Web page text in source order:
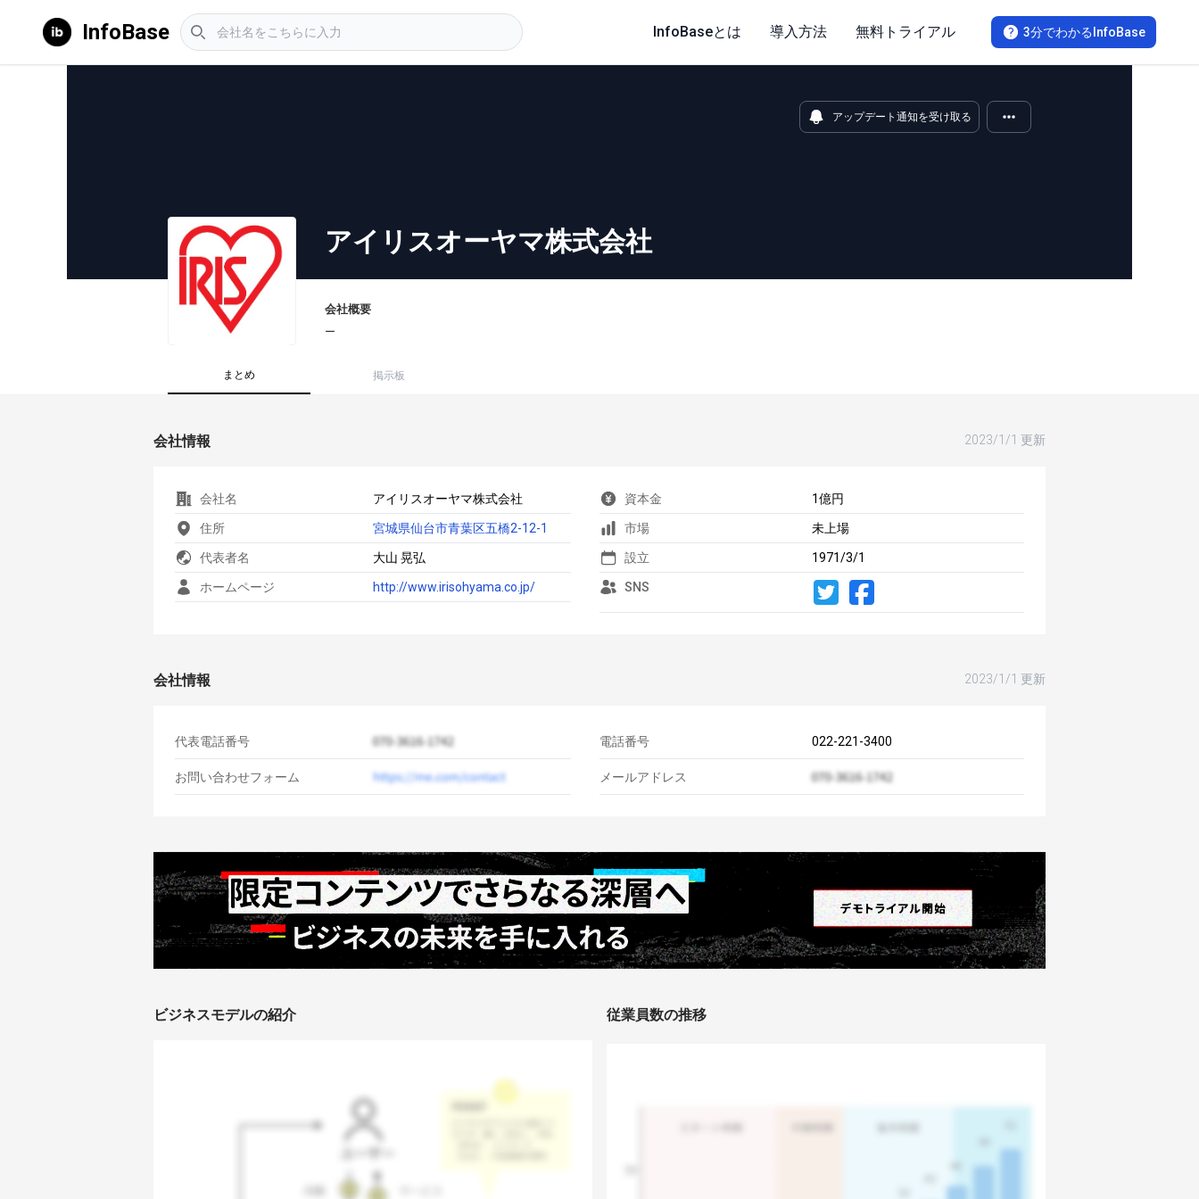
InfoBase 3分でわかるInfoBase
InfoBaseとは 導入方法 無料トライアル
アップデート通知を受け取る
アイリスオーヤマ株式会社
会社概要
ー
まとめ 掲示板
会社情報 2023/1/1 更新
会社名 アイリスオーヤマ株式会社
住所 宮城県仙台市青葉区五橋2-12-1
代表者名 大山 晃弘
ホームページ http://www.irisohyama.co.jp/
資本金 1億円
市場 未上場
設立 1971/3/1
SNS
会社情報 2023/1/1 更新
代表電話番号
お問い合わせフォーム
電話番号 022-221-3400
メールアドレス
ビジネスモデルの紹介 従業員数の推移